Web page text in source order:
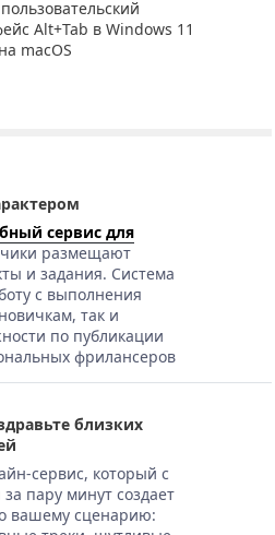
Alt+Tab в Windows 11
macOS
сервис для
размещают
и задания. Система
с выполнения
так и
по публикации
фрилансеров
близких
сервис, который с
пару минут создает
вашему сценарию: